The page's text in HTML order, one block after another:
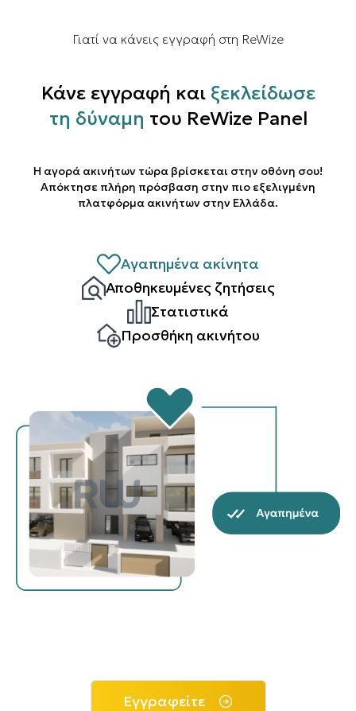
Γιατί να κάνεις εγγραφή στη ReWize
Κάνε εγγραφή και ξεκλείδωσε
τη δύναμη του ReWize Panel
Η αγορά ακινήτων τώρα βρίσκεται στην οθόνη σου!
Απόκτησε πλήρη πρόσβαση στην πιο εξελιγμένη
πλατφόρμα ακινήτων στην Ελλάδα.
Αγαπημένα ακίνητα
Αποθηκευμένες ζητήσεις
Στατιστικά
Προσθήκη ακινήτου
Εγγραφείτε